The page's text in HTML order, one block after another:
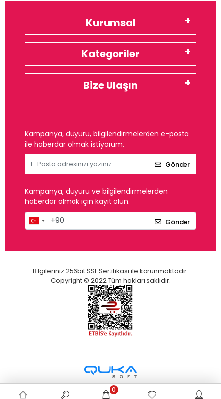
Kurumsal
Kategoriler
Bize Ulaşın
Kampanya, duyuru, bilgilendirmelerden e-posta
ile haberdar olmak istiyorum.
Gönder
Kampanya, duyuru ve bilgilendirmelerden
haberdar olmak için kayıt olun.
Gönder
Bilgileriniz 256bit SSL Sertifikası ile korunmaktadır.
Copyright © 2022 Tüm hakları saklıdır.
0